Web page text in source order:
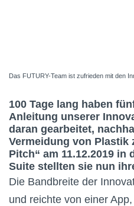
Das FUTURY-Team ist zufrieden mit den
100 Tage lang haben
Anleitung unserer
daran gearbeitet,
Vermeidung von Plastik
Pitch“ am 11.12.2019 in
Suite stellten sie nun
Die Bandbreite der
und reichte von einer